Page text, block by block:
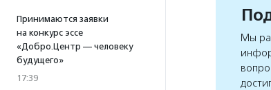
Принимаются заявки
на конкурс эссе
«Добро.Центр — человеку
будущего»
17:39
Мы